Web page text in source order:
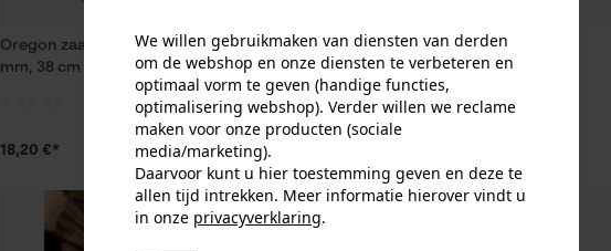
Oregon zaagblad Advancecut .325", 1.5
mm, 38 cm
18,20 €*
FB Hydraulic Pressnippel DKOS
We willen gebruikmaken van diensten van derden
om de webshop en onze diensten te verbeteren en
optimaal vorm te geven (handige functies,
optimalisering webshop). Verder willen we reclame
maken voor onze producten (sociale
media/marketing).
Daarvoor kunt u hier toestemming geven en deze te
allen tijd intrekken. Meer informatie hierover vindt u
in onze privacyverklaring.